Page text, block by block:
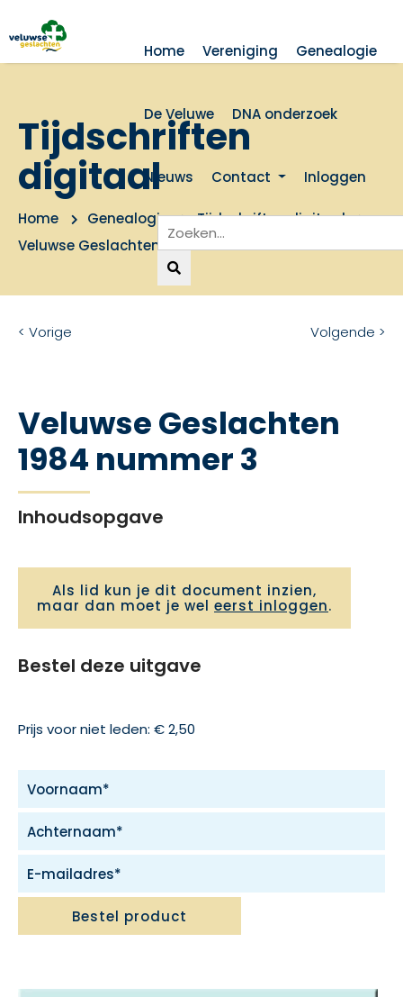
Home Vereniging Genealogie
De Veluwe DNA onderzoek
Nieuws Contact Inloggen
Tijdschriften
digitaal
Home Genealogie
Tijdschriften digitaal
Veluwse Geslachten 1984 nummer 3
< Vorige Volgende >
Veluwse Geslachten
1984 nummer 3
Inhoudsopgave
Als lid kun je dit document inzien,
maar dan moet je wel eerst inloggen.
Bestel deze uitgave
Prijs voor niet leden: € 2,50
Bestel product